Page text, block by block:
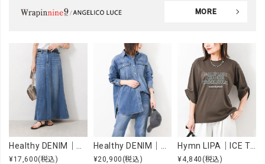
MORE
¥17,600(税込) ¥20,900 (税込) ¥4,840 (税込)